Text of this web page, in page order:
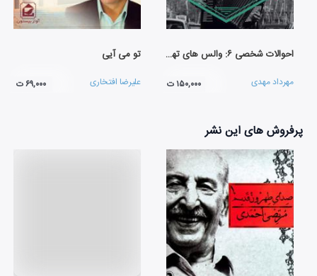
احوالات شخصی ۶: والس های تهران
مهرداد مهدی ۱۵۰,۰۰۰ ت
تو می آیی
علیرضا افتخاری ۶۹,۰۰۰ ت
پرفروش های این نشر